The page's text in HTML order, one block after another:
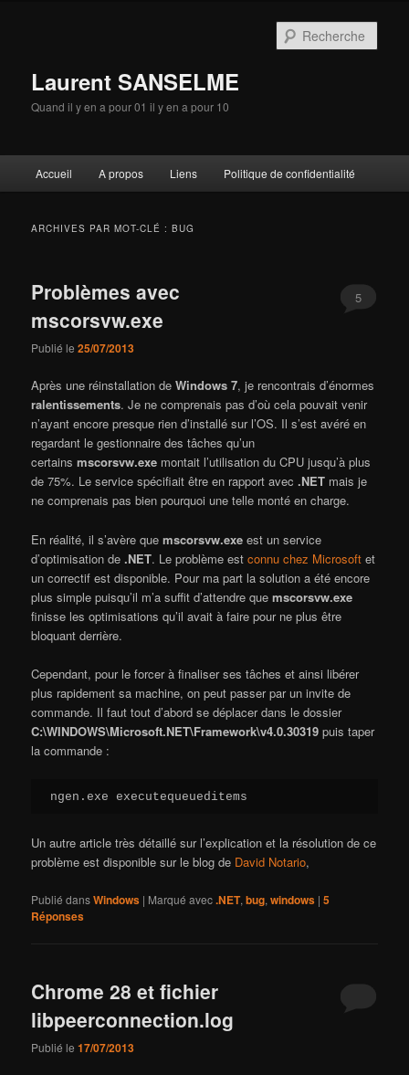
Laurent SANSELME
Quand il y en a pour 01 il y en a pour 10
principal
Accueil A propos Liens Politique de confidentialité
ARCHIVES PAR MOT-CLÉ :BUG
Problèmes avec
mscorsvw.exe
Publié le25/07/2013
5
Après une réinstallation deWindows 7, je rencontrais d’énormes
ralentissements. Je ne comprenais pas d’où cela pouvait venir
n’ayant encore presque rien d’installé sur l’OS. Il s’est avéré en
regardant le gestionnaire des tâches qu’un
certainsmscorsvw.exe montait l’utilisation du CPU jusqu’à plus
de 75%. Le service spécifiait être en rapport avec.NET mais je
ne comprenais pas bien pourquoi une telle monté en charge.
En réalité, il s’avère quemscorsvw.exe est un service
d’optimisation de.NET. Le problème estconnu chez Microsoft et
un correctif est disponible. Pour ma part la solution a été encore
plus simple puisqu’il m’a suffit d’attendre quemscorsvw.exe
finisse les optimisations qu’il avait à faire pour ne plus être
bloquant derrière.
Cependant, pour le forcer à finaliser ses tâches et ainsi libérer
plus rapidement sa machine, on peut passer par un invite de
commande. Il faut tout d’abord se déplacer dans le dossier
C:\WINDOWS\Microsoft.NET\Framework\v4.0.30319 puis taper
la commande :
ngen.exe executequeueditems
Un autre article très détaillé sur l’explication et la résolution de ce
problème est disponible sur le blog de David Notario,
Publié dansWindows | Marqué avec.NET,bug,windows |5
Réponses
Chrome 28 et fichier
libpeerconnection.log
Publié le17/07/2013